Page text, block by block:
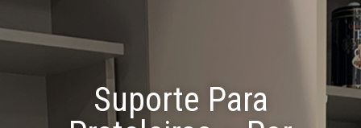
Suporte Para